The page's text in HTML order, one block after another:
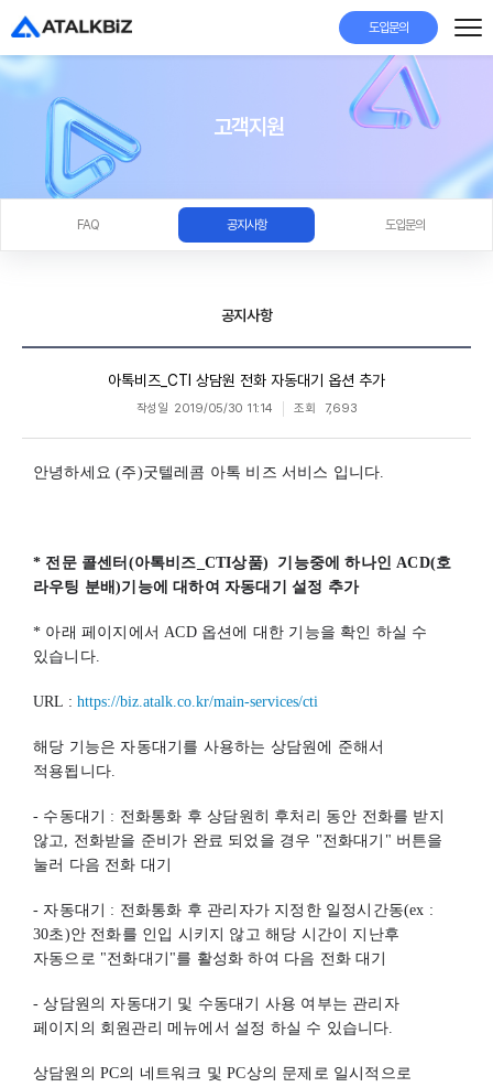
도입문의
고객지원
FAQ 공지사항 도입문의
공지사항
아톡비즈_CTI 상담원 전화 자동대기 옵션 추가
작성일 2019/05/30 11:14 조회 7,693
안녕하세요 (주)굿텔레콤 아톡 비즈 서비스 입니다.
* 전문 콜센터(아톡비즈_CTI상품)  기능중에 하나인 ACD(호
라우팅 분배)기능에 대하여 자동대기 설정 추가
* 아래 페이지에서 ACD 옵션에 대한 기능을 확인 하실 수
있습니다.
URL : https://biz.atalk.co.kr/main-services/cti
해당 기능은 자동대기를 사용하는 상담원에 준해서
적용됩니다.
- 수동대기 : 전화통화 후 상담원히 후처리 동안 전화를 받지
않고, 전화받을 준비가 완료 되었을 경우 "전화대기" 버튼을
눌러 다음 전화 대기
- 자동대기 : 전화통화 후 관리자가 지정한 일정시간동(ex :
30초)안 전화를 인입 시키지 않고 해당 시간이 지난후
자동으로 "전화대기"를 활성화 하여 다음 전화 대기
- 상담원의 자동대기 및 수동대기 사용 여부는 관리자
페이지의 회원관리 메뉴에서 설정 하실 수 있습니다.
상담원의 PC의 네트워크 및 PC상의 문제로 일시적으로